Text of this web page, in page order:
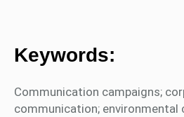
Keywords:
Communication campaigns;
communication; environmental